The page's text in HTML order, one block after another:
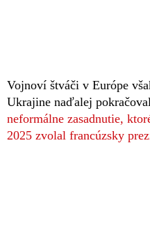
Vojnoví štváči v Európe
Ukrajine naďalej
neformálne zasadnutie,
2025 zvolal francúzsky